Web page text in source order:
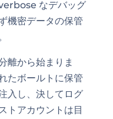
なデバッグ
機密データの保管
離から始まりま
たボールトに保管
入し、決してログ
トアカウントは目